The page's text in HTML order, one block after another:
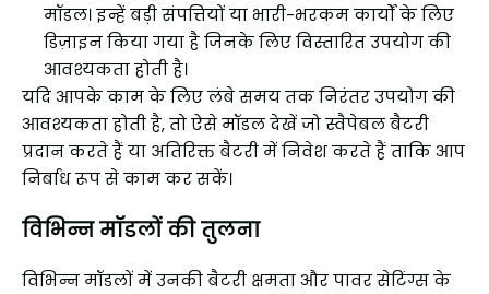
मॉडल। इन्हें बड़ी संपत्तियों या भारी-भरकम कार्यों के लिए
डिज़ाइन किया गया है जिनके लिए विस्तारित उपयोग की
आवश्यकता होती है।
यदि आपके काम के लिए लंबे समय तक निरंतर उपयोग की
आवश्यकता होती है, तो ऐसे मॉडल देखें जो स्वैपेबल बैटरी
प्रदान करते हैं या अतिरिक्त बैटरी में निवेश करते हैं ताकि आप
निर्बाध रूप से काम कर सकें।
विभिन्न मॉडलों की तुलना
विभिन्न मॉडलों में उनकी बैटरी क्षमता और पावर सेटिंग्स के